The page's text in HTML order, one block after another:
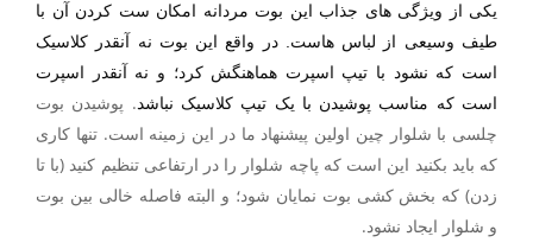
یکی از ویژگی های جذاب این بوت مردانه امکان ست کردن آن با
طیف وسیعی از لباس هاست. در واقع این بوت نه آنقدر کلاسیک
است که نشود با تیپ اسپرت هماهنگش کرد؛ و نه آنقدر اسپرت
است که مناسب پوشیدن با یک تیپ کلاسیک نباشد. پوشیدن بوت
چلسی با شلوار چین اولین پیشنهاد ما در این زمینه است. تنها کاری
که باید بکنید این است که پاچه شلوار را در ارتفاعی تنظیم کنید (با تا
زدن) که بخش کشی بوت نمایان شود؛ و البته فاصله خالی بین بوت
و شلوار ایجاد نشود.